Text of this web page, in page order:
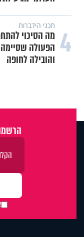
4 תכני הידברות
הפעולה
והובילה לחופה